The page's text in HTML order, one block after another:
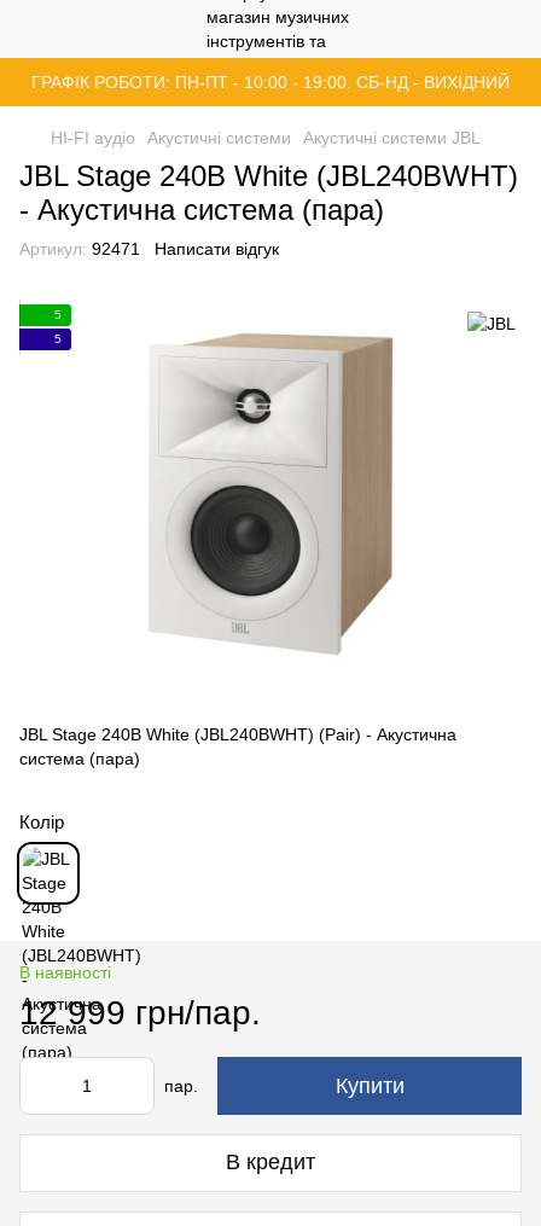
ГРАФІК РОБОТИ: ПН-ПТ - 10:00 - 19:00. СБ-НД - ВИХІДНИЙ
HI-FI аудіо Акустичні системи Акустичні системи JBL
JBL Stage 240B White (JBL240BWHT)
- Акустична система (пара)
Артикул: 92471 Написати відгук
5
5
JBL Stage 240B White (JBL240BWHT) (Pair) - Акустична
система (пара)
Колір
В наявності
12 999 грн/пар.
пар. Купити
В кредит